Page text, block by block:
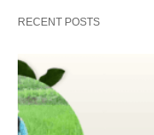
RECENT POSTS